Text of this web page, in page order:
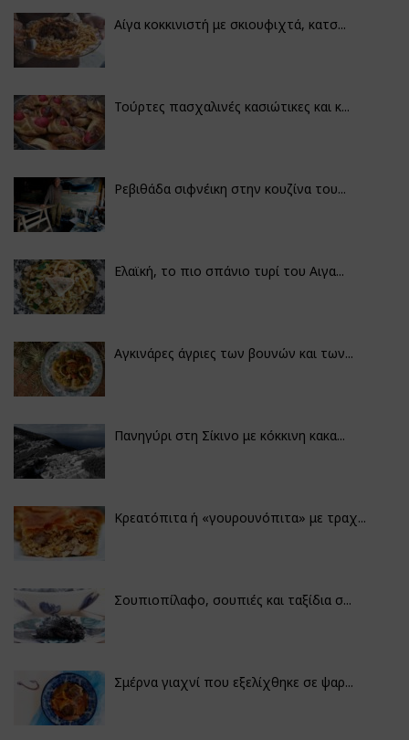
Αίγα κοκκινιστή με σκιουφιχτά, κατσ...
Τούρτες πασχαλινές κασιώτικες και κ...
Ρεβιθάδα σιφνέικη στην κουζίνα του...
Ελαϊκή, το πιο σπάνιο τυρί του Αιγα...
Αγκινάρες άγριες των βουνών και των...
Πανηγύρι στη Σίκινο με κόκκινη κακα...
Κρεατόπιτα ή «γουρουνόπιτα» με τραχ...
Σουπιοπίλαφο, σουπιές και ταξίδια σ...
Σμέρνα γιαχνί που εξελίχθηκε σε ψαρ...